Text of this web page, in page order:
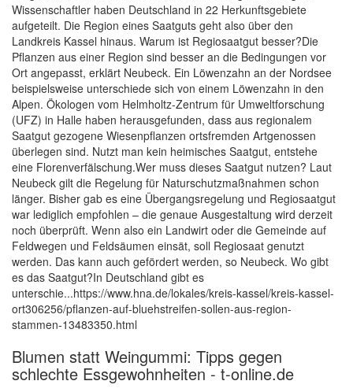
Wissenschaftler haben Deutschland in 22 Herkunftsgebiete
aufgeteilt. Die Region eines Saatguts geht also über den
Landkreis Kassel hinaus. Warum ist Regiosaatgut besser?Die
Pflanzen aus einer Region sind besser an die Bedingungen vor
Ort angepasst, erklärt Neubeck. Ein Löwenzahn an der Nordsee
beispielsweise unterschiede sich von einem Löwenzahn in den
Alpen. Ökologen vom Helmholtz-Zentrum für Umweltforschung
(UFZ) in Halle haben herausgefunden, dass aus regionalem
Saatgut gezogene Wiesenpflanzen ortsfremden Artgenossen
überlegen sind. Nutzt man kein heimisches Saatgut, entstehe
eine Florenverfälschung.Wer muss dieses Saatgut nutzen? Laut
Neubeck gilt die Regelung für Naturschutzmaßnahmen schon
länger. Bisher gab es eine Übergangsregelung und Regiosaatgut
war lediglich empfohlen – die genaue Ausgestaltung wird derzeit
noch überprüft. Wenn also ein Landwirt oder die Gemeinde auf
Feldwegen und Feldsäumen einsät, soll Regiosaat genutzt
werden. Das kann auch gefördert werden, so Neubeck. Wo gibt
es das Saatgut?In Deutschland gibt es
unterschie...https://www.hna.de/lokales/kreis-kassel/kreis-kassel-
ort306256/pflanzen-auf-bluehstreifen-sollen-aus-region-
stammen-13483350.html
Blumen statt Weingummi: Tipps gegen
schlechte Essgewohnheiten - t-online.de